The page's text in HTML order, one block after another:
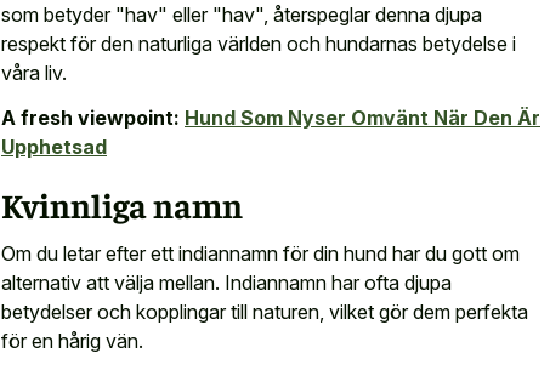
som betyder "hav" eller "hav", återspeglar denna djupa
respekt för den naturliga världen och hundarnas betydelse i
våra liv.
A fresh viewpoint: Hund Som Nyser Omvänt När Den Är
Upphetsad
Kvinnliga namn
Om du letar efter ett indiannamn för din hund har du gott om
alternativ att välja mellan. Indiannamn har ofta djupa
betydelser och kopplingar till naturen, vilket gör dem perfekta
för en hårig vän.